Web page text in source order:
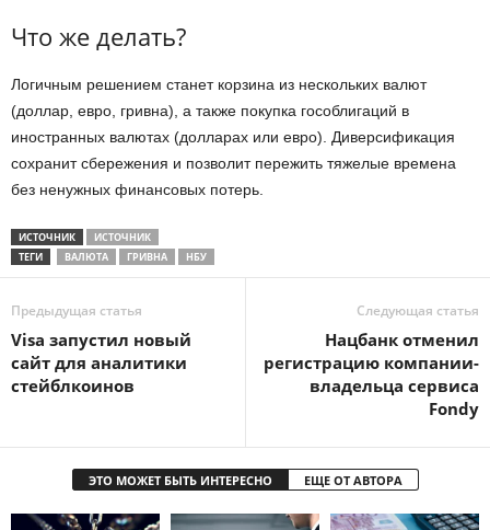
Что же делать?
Логичным решением станет корзина из нескольких валют
(доллар, евро, гривна), а также покупка гособлигаций в
иностранных валютах (долларах или евро). Диверсификация
сохранит сбережения и позволит пережить тяжелые времена
без ненужных финансовых потерь.
ИСТОЧНИК
ИСТОЧНИК
ТЕГИ
ВАЛЮТА ГРИВНА НБУ
Предыдущая статья
Visa запустил новый
сайт для аналитики
стейблкоинов
Следующая статья
Нацбанк отменил
регистрацию компании-
владельца сервиса
Fondy
ЭТО МОЖЕТ БЫТЬ ИНТЕРЕСНО ЕЩЕ ОТ АВТОРА